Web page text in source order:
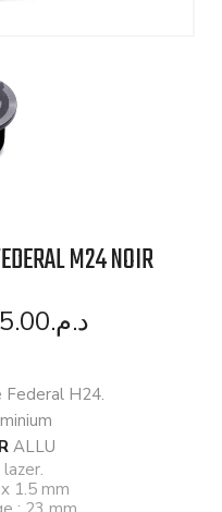
M24 NOIR
د.م.
Federal H24.
ALLU
1.5 mm